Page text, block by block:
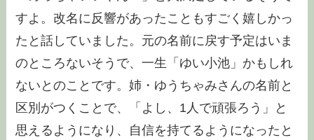
すよ。改名に反響があったこともすごく嬉しかっ
たと話していました。元の名前に戻す予定はいま
のところないそうで、一生「ゆい小池」かもしれ
ないとのことです。姉・ゆうちゃみさんの名前と
区別がつくことで、「よし、1人で頑張ろう」と
思えるようになり、自信を持てるようになったと